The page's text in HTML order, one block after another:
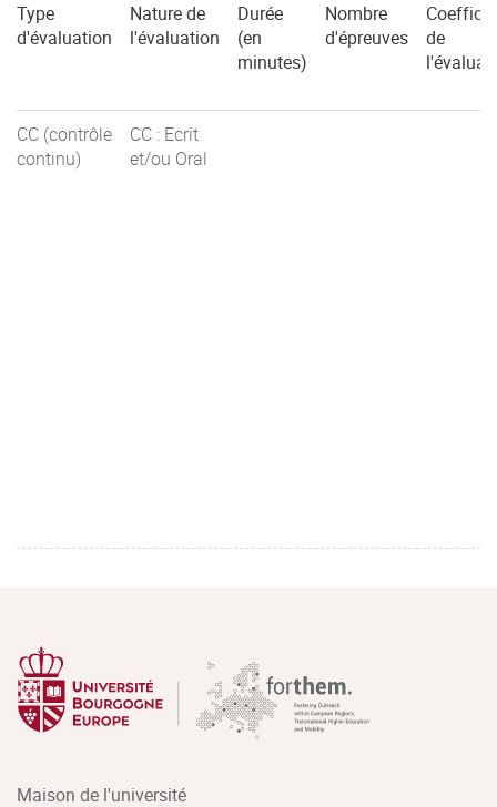
Type
d'évaluation
Nature de
l'évaluation
Durée
(en
minutes)
Nombre
d'épreuves
de
CC (contrôle
continu)
CC : Ecrit
et/ou Oral
Maison de l'université